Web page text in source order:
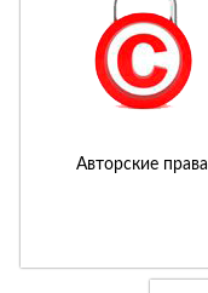
Авторские права